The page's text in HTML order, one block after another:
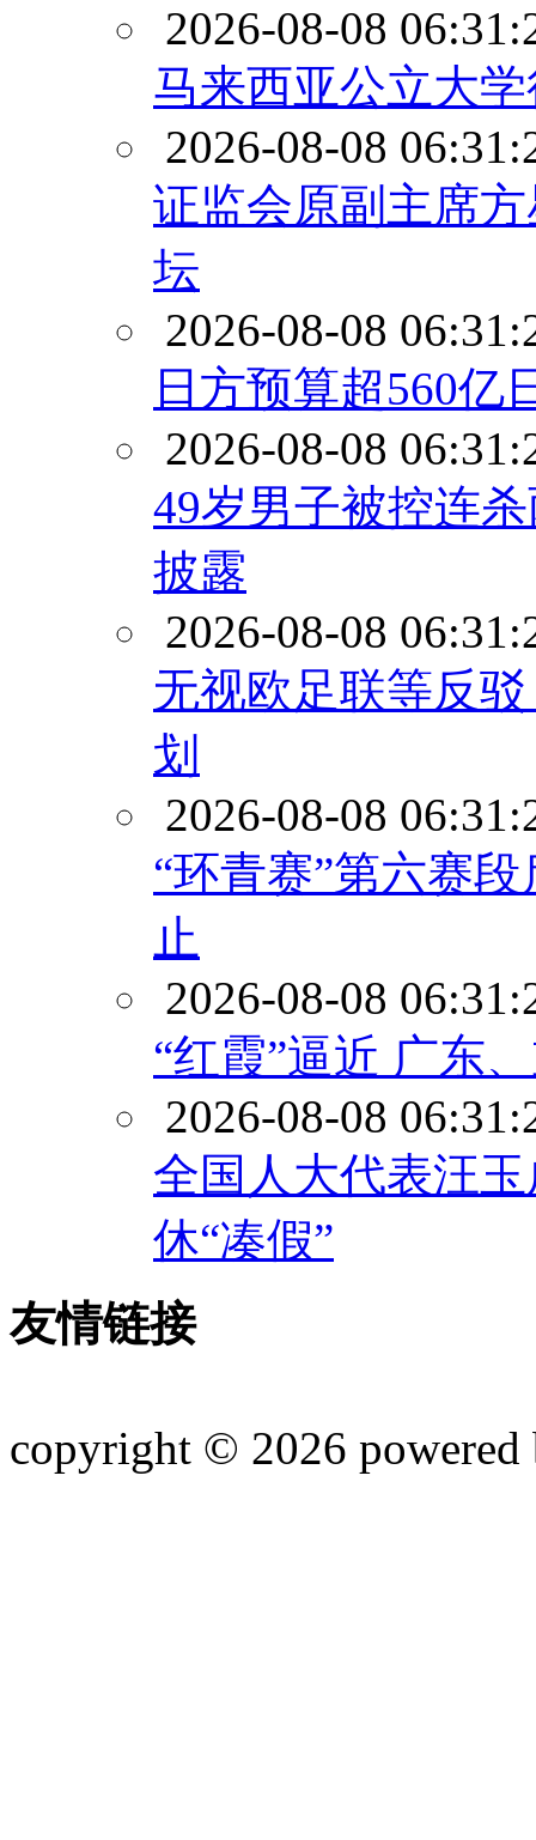
2026-08-08
马来西亚公立大
2026-08-08
证监会原副主席
坛
2026-08-08
日方预算超560亿
2026-08-08
49岁男子被控连
披露
2026-08-08
无视欧足联等反
划
2026-08-08
“环青赛”第六赛
止
2026-08-08
“红霞”逼近 广东
2026-08-08
全国人大代表汪
休“凑假”
友情链接
copyright © 2026